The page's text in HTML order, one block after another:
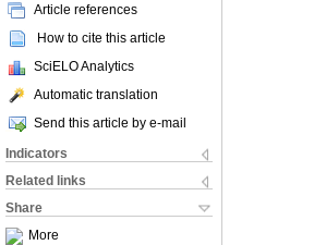
Article references
How to cite this article
SciELO Analytics
Automatic translation
Send this article by e-mail
Indicators
Related links
Share
More